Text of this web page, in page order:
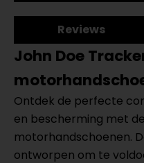
Reviews
John Doe
Ontdek de perfecte
en bescherming met de
motorhandschoenen.
ontworpen om te